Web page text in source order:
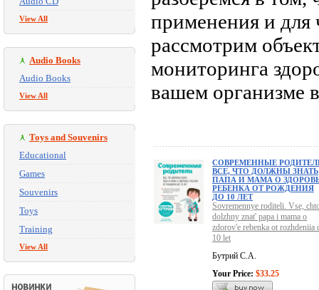
View All
Audio Books
Audio Books
View All
Toys and Souvenirs
Educational
Games
Souvenirs
Toys
Training
View All
применения и
рассмотрим
мониторинга
вашем организме
СОВРЕМЕННЫЕ
ВСЕ, ЧТО ДОЛЖНЫ ЗНАТЬ
ПАПА И МАМА О
РЕБЕНКА ОТ РОЖДЕНИЯ
ДО 10 ЛЕТ
Sovremennye roditeli. Vse,
dolzhny znat' papa i mama o
zdorov'e rebenka ot rozhdeniia
10 let
Бутрий С.А.
Your Price: $33.25